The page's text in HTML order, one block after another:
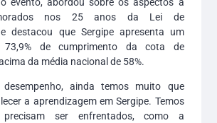
nos 25 anos da Lei de
destacou que Sergipe apresenta um
73,9% de cumprimento da cota de
da média nacional de 58%.
desempenho, ainda temos muito que
a aprendizagem em Sergipe. Temos
ser enfrentados, como a